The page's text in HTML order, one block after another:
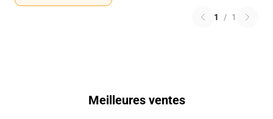
1 / 1
Meilleures ventes